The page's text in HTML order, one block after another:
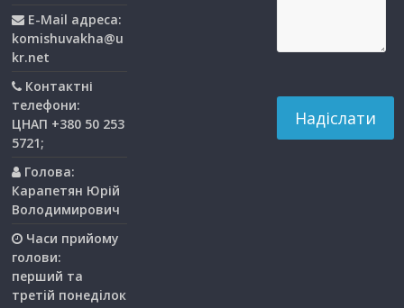
E-Mail адреса:
komishuvakha@u
kr.net
Контактні
телефони:
ЦНАП +380 50 253
5721;
Голова:
Карапетян Юрій
Володимирович
Часи прийому
голови:
перший та
третiй понедiлок